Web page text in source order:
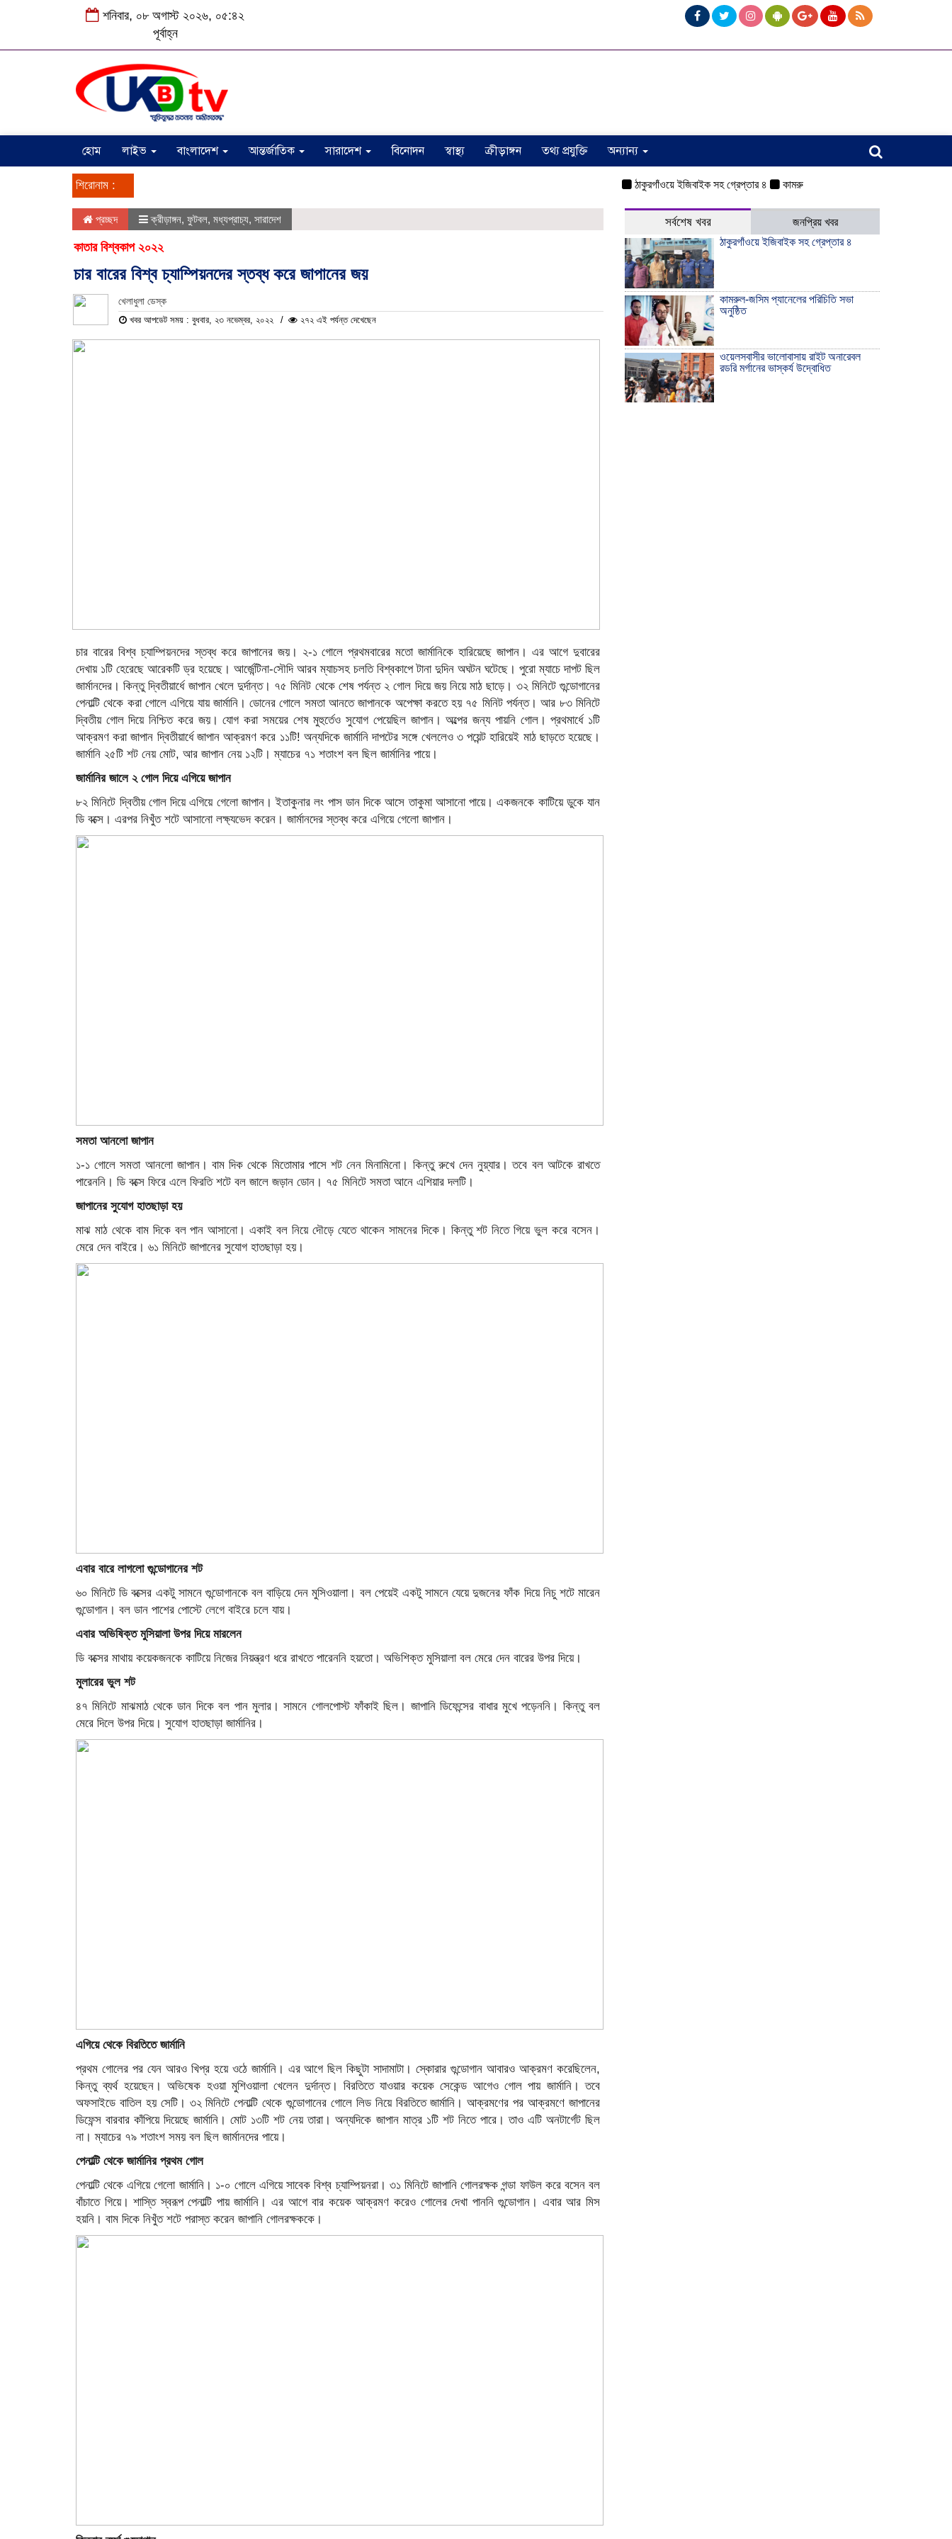
শনিবার, ০৮ অগাস্ট ২০২৬, ০৫:৪২
পূর্বাহ্ন
হোম লাইভ বাংলাদেশ আন্তর্জাতিক সারাদেশ বিনোদন স্বাস্থ্য ক্রীড়াঙ্গন তথ্য প্রযুক্তি অন্যান্য
শিরোনাম : ঠাকুরগাঁওয়ে ইজিবাইক সহ গ্রেপ্তার ৪ কামরুল-জসিম প্যানেলের পরিচিতি সভা অনুষ্ঠিত
প্রচ্ছদ ক্রীড়াঙ্গন, ফুটবল, মধ্যপ্রাচ্য, সারাদেশ
কাতার বিশ্বকাপ ২০২২
চার বারের বিশ্ব চ্যাম্পিয়নদের স্তব্ধ করে জাপানের জয়
খেলাধুলা ডেস্ক
খবর আপডেট সময় : বুধবার, ২৩ নভেম্বর, ২০২২ ২৭২ এই পর্যন্ত দেখেছেন
চার বারের বিশ্ব চ্যাম্পিয়নদের স্তব্ধ করে জাপানের জয়। ২-১ গোলে প্রথমবারের মতো জার্মানিকে হারিয়েছে জাপান। এর আগে দুবারের
দেখায় ১টি হেরেছে আরেকটি ড্র হয়েছে। আর্জেন্টিনা-সৌদি আরব ম্যাচসহ চলতি বিশ্বকাপে টানা দুদিন অঘটন ঘটেছে। পুরো ম্যাচে দাপট ছিল
জার্মানদের। কিন্তু দ্বিতীয়ার্ধে জাপান খেলে দুর্দান্ত। ৭৫ মিনিট থেকে শেষ পর্যন্ত ২ গোল দিয়ে জয় নিয়ে মাঠ ছাড়ে। ৩২ মিনিটে গুন্ডোগানের
পেনাল্টি থেকে করা গোলে এগিয়ে যায় জার্মানি। ডোনের গোলে সমতা আনতে জাপানকে অপেক্ষা করতে হয় ৭৫ মিনিট পর্যন্ত। আর ৮৩ মিনিটে
দ্বিতীয় গোল দিয়ে নিশ্চিত করে জয়। যোগ করা সময়ের শেষ মুহুর্তেও সুযোগ পেয়েছিল জাপান। অল্পের জন্য পায়নি গোল। প্রথমার্ধে ১টি
আক্রমণ করা জাপান দ্বিতীয়ার্ধে জাপান আক্রমণ করে ১১টি! অন্যদিকে জার্মানি দাপটের সঙ্গে খেললেও ৩ পয়েন্ট হারিয়েই মাঠ ছাড়তে হয়েছে।
জার্মানি ২৫টি শট নেয় মোট, আর জাপান নেয় ১২টি। ম্যাচের ৭১ শতাংশ বল ছিল জার্মানির পায়ে।
জার্মানির জালে ২ গোল দিয়ে এগিয়ে জাপান
৮২ মিনিটে দ্বিতীয় গোল দিয়ে এগিয়ে গেলো জাপান। ইতাকুনার লং পাস ডান দিকে আসে তাকুমা আসানো পায়ে। একজনকে কাটিয়ে ডুকে যান
ডি বক্সে। এরপর নিখুঁত শটে আসানো লক্ষ্যভেদ করেন। জার্মানদের স্তব্ধ করে এগিয়ে গেলো জাপান।
সমতা আনলো জাপান
১-১ গোলে সমতা আনলো জাপান। বাম দিক থেকে মিতোমার পাসে শট নেন মিনামিনো। কিন্তু রুখে দেন নুয়্যার। তবে বল আটকে রাখতে
পারেননি। ডি বক্সে ফিরে এলে ফিরতি শটে বল জালে জড়ান ডোন। ৭৫ মিনিটে সমতা আনে এশিয়ার দলটি।
জাপানের সুযোগ হাতছাড়া হয়
মাঝ মাঠ থেকে বাম দিকে বল পান আসানো। একাই বল নিয়ে দৌড়ে যেতে থাকেন সামনের দিকে। কিন্তু শট নিতে গিয়ে ভুল করে বসেন।
মেরে দেন বাইরে। ৬১ মিনিটে জাপানের সুযোগ হাতছাড়া হয়।
এবার বারে লাগলো গুন্ডোগানের শট
৬০ মিনিটে ডি বক্সের একটু সামনে গুন্ডোগানকে বল বাড়িয়ে দেন মুসিওয়ালা। বল পেয়েই একটু সামনে যেয়ে দুজনের ফাঁক দিয়ে নিচু শটে মারেন
গুন্ডোগান। বল ডান পাশের পোস্টে লেগে বাইরে চলে যায়।
এবার অভিষিক্ত মুসিয়ালা উপর দিয়ে মারলেন
ডি বক্সের মাথায় কয়েকজনকে কাটিয়ে নিজের নিয়ন্ত্রণ ধরে রাখতে পারেননি হয়তো। অভিশিক্ত মুসিয়ালা বল মেরে দেন বারের উপর দিয়ে।
মুলারের ভুল শট
৪৭ মিনিটে মাঝমাঠ থেকে ডান দিকে বল পান মুলার। সামনে গোলপোস্ট ফাঁকাই ছিল। জাপানি ডিফেন্সের বাধার মুখে পড়েননি। কিন্তু বল
মেরে দিলে উপর দিয়ে। সুযোগ হাতছাড়া জার্মানির।
এগিয়ে থেকে বিরতিতে জার্মানি
প্রথম গোলের পর যেন আরও খিপ্র হয়ে ওঠে জার্মানি। এর আগে ছিল কিছুটা সাদামাটা। স্কোরার গুন্ডোগান আবারও আক্রমণ করেছিলেন,
কিন্তু ব্যর্থ হয়েছেন। অভিষেক হওয়া মুশিওয়ালা খেলেন দুর্দান্ত। বিরতিতে যাওয়ার কয়েক সেকেন্ড আগেও গোল পায় জার্মানি। তবে
অফসাইডে বাতিল হয় সেটি। ৩২ মিনিটে পেনাল্টি থেকে গুন্ডোগানের গোলে লিড নিয়ে বিরতিতে জার্মানি। আক্রমণের পর আক্রমণে জাপানের
ডিফেন্স বারবার কাঁপিয়ে দিয়েছে জার্মানি। মোট ১৩টি শট নেয় তারা। অন্যদিকে জাপান মাত্র ১টি শট নিতে পারে। তাও এটি অনটার্গেট ছিল
না। ম্যাচের ৭৯ শতাংশ সময় বল ছিল জার্মানদের পায়ে।
পেনাল্টি থেকে জার্মানির প্রথম গোল
পেনাল্টি থেকে এগিয়ে গেলো জার্মানি। ১-০ গোলে এগিয়ে সাবেক বিশ্ব চ্যাম্পিয়নরা। ৩১ মিনিটে জাপানি গোলরক্ষক গন্ডা ফাউল করে বসেন বল
বাঁচাতে গিয়ে। শাস্তি স্বরূপ পেনাল্টি পায় জার্মানি। এর আগে বার কয়েক আক্রমণ করেও গোলের দেখা পাননি গুন্ডোগান। এবার আর মিস
হয়নি। বাম দিকে নিখুঁত শটে পরাস্ত করেন জাপানি গোলরক্ষককে।
সর্বশেষ খবর
জনপ্রিয় খবর
ঠাকুরগাঁওয়ে ইজিবাইক সহ গ্রেপ্তার ৪
কামরুল-জসিম প্যানেলের পরিচিতি সভা
অনুষ্ঠিত
ওয়েলসবাসীর ভালোবাসায় রাইট অনারেবল
রডরি মর্গানের ভাস্কর্য উদ্বোধিত